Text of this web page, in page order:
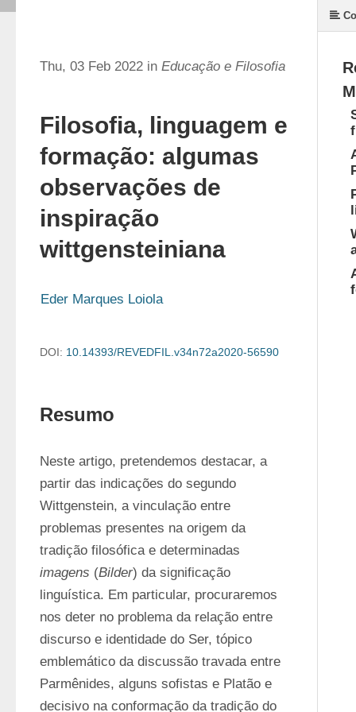
Thu, 03 Feb 2022 in Educação e Filosofia
Filosofia, linguagem e
formação: algumas
observações de
inspiração
wittgensteiniana
Eder Marques Loiola
DOI: 10.14393/REVEDFIL.v34n72a2020-56590
Resumo
Neste artigo, pretendemos destacar, a
partir das indicações do segundo
Wittgenstein, a vinculação entre
problemas presentes na origem da
imagens (Bilder) da significação
linguística. Em particular, procuraremos
nos deter no problema da relação entre
discurso e identidade do Ser, tópico
emblemático da discussão travada entre
Parmênides, alguns sofistas e Platão e
decisivo na conformação da tradição do